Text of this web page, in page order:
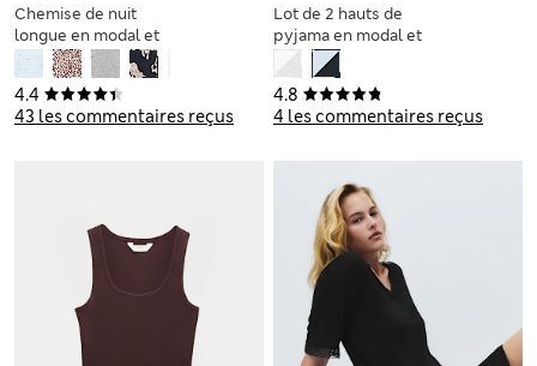
4.4
43 les commentaires reçus
Chemise de nuit
longue en modal et
coton à imprimé
4.8
4 les commentaires reçus
Lot de 2 hauts de
pyjama en modal et
coton